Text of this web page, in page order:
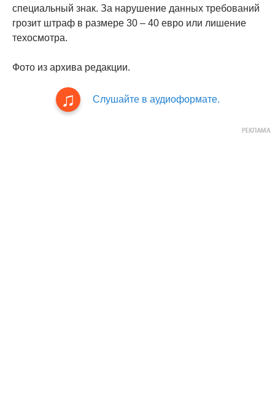
специальный знак. За нарушение данных требований
грозит штраф в размере 30 – 40 евро или лишение
техосмотра.
Фото из архива редакции.
Слушайте в аудиоформате.